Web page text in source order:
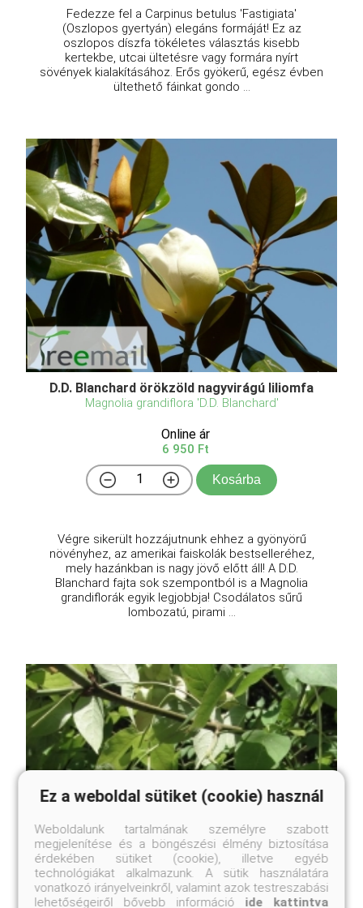
Fedezze fel a Carpinus betulus 'Fastigiata'
(Oszlopos gyertyán) elegáns formáját! Ez az
oszlopos díszfa tökéletes választás kisebb
kertekbe, utcai ültetésre vagy formára nyírt
sövények kialakításához. Erős gyökerű, egész évben
ültethető fáinkat gondo ...
D.D. Blanchard örökzöld nagyvirágú liliomfa
Magnolia grandiflora 'D.D. Blanchard'
Online ár
6 950 Ft
Kosárba
Végre sikerült hozzájutnunk ehhez a gyönyörű
növényhez, az amerikai faiskolák bestselleréhez,
mely hazánkban is nagy jövő előtt áll! A D.D.
Blanchard fajta sok szempontból is a Magnolia
grandiflorák egyik legjobbja! Csodálatos sűrű
lombozatú, pirami ...
Ez a weboldal sütiket (cookie) használ
Weboldalunk tartalmának személyre szabott
megjelenítése és a böngészési élmény biztosítása
érdekében sütiket (cookie), illetve egyéb
technológiákat alkalmazunk. A sütik használatára
vonatkozó irányelveinkről, valamint azok testreszabási
lehetőségeiről bővebb információ ide kattintva